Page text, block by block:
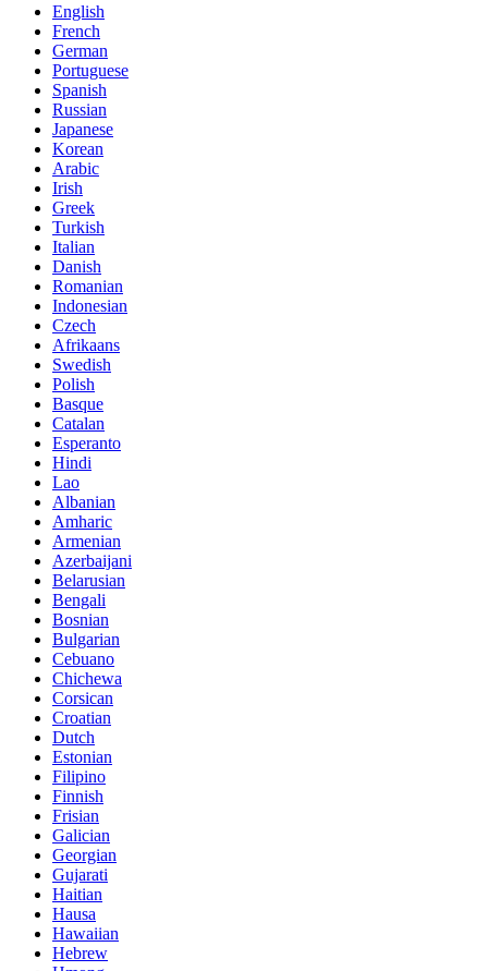
English
French
German
Portuguese
Spanish
Russian
Japanese
Korean
Arabic
Irish
Greek
Turkish
Italian
Danish
Romanian
Indonesian
Czech
Afrikaans
Swedish
Polish
Basque
Catalan
Esperanto
Hindi
Lao
Albanian
Amharic
Armenian
Azerbaijani
Belarusian
Bengali
Bosnian
Bulgarian
Cebuano
Chichewa
Corsican
Croatian
Dutch
Estonian
Filipino
Finnish
Frisian
Galician
Georgian
Gujarati
Haitian
Hausa
Hawaiian
Hebrew